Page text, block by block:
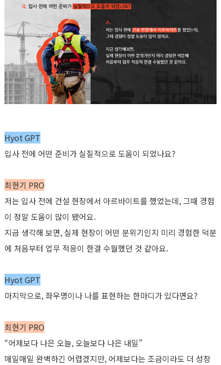
Hyot GPT
입사 전에 어떤 준비가 실질적으로 도움이 되었나요?
최현기 PRO
저는 입사 전에 건설 현장에서 아르바이트를 했었는데, 그때 경험
이 정말 도움이 많이 됐어요.
지금 생각해 보면,실제 현장이 어떤 분위기인지 미리 경험한 덕분
에 처음부터 업무 적응이 한결 수월했던 것 같아요.
Hyot GPT
마지막으로,좌우명이나 나를 표현하는 한마디가 있다면요?
최현기 PRO
“어제보다 나은 오늘, 오늘보다 나은 내일”
매일매일 완벽하긴 어렵겠지만, 어제보다는 조금이라도 더 성장